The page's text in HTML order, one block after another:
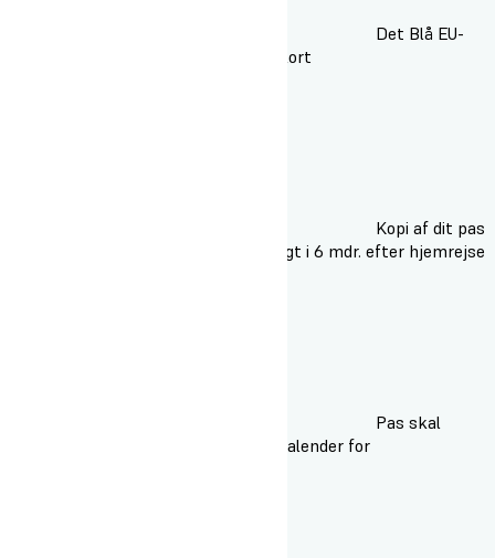
Det Blå EU-
sygesikringsbevis og sundhedskort
Kopi af dit pas
- skal medbringes og være gyldigt i 6 mdr. efter hjemrejse
Pas skal
medbringes inden rejserne (se kalender for